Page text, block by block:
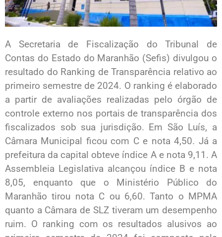
A Secretaria de Fiscalização do Tribunal de
Contas do Estado do Maranhão (Sefis) divulgou o
resultado do Ranking de Transparência relativo ao
primeiro semestre de 2024. O ranking é elaborado
a partir de avaliações realizadas pelo órgão de
controle externo nos portais de transparência dos
fiscalizados sob sua jurisdição. Em São Luís, a
Câmara Municipal ficou com C e nota 4,50. Já a
prefeitura da capital obteve índice A e nota 9,11. A
Assembleia Legislativa alcançou índice B e nota
8,05, enquanto que o Ministério Público do
Maranhão tirou nota C ou 6,60. Tanto o MPMA
quanto a Câmara de SLZ tiveram um desempenho
ruim. O ranking com os resultados alusivos ao